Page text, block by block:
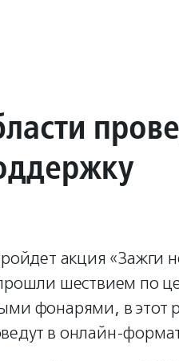
акция «Зажги
шествием по
фонарями, в этот
в онлайн-